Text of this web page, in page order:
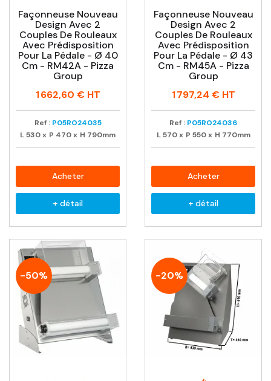
Façonneuse Nouveau
Design Avec 2
Couples De Rouleaux
Avec Prédisposition
Pour La Pédale - Ø 40
Cm - RM42A - Pizza
Group
Prix
1 662,60 €HT
Ref : P05RO24035
L530x P 470x H 790mm
Acheter
+ détail
Façonneuse Nouveau
Design Avec 2
Couples De Rouleaux
Avec Prédisposition
Pour La Pédale - Ø 43
Cm - RM45A - Pizza
Group
Prix
1 797,24 €HT
Ref : P05RO24036
L 570 x P 550 x H 770mm
Acheter
+ détail
-50% -20%